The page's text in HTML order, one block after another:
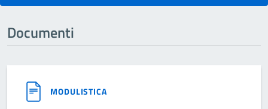
Documenti
MODULISTICA